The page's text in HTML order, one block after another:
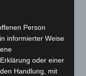
Person
informierter Weise
oder einer
Handlung, mit